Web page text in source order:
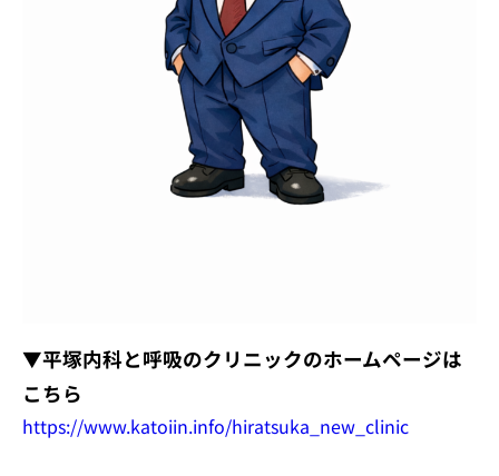
▼平塚内科と呼吸のクリニックのホームページは
こちら
https://www.katoiin.info/hiratsuka_new_clinic